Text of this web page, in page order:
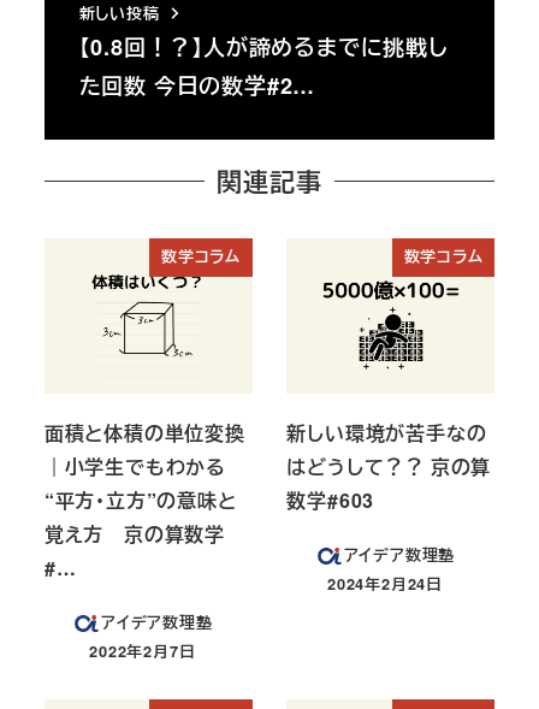
新しい投稿
【0.8回！？】人が諦めるまでに挑戦し
た回数 今日の数学#2…
関連記事
数学コラム
面積と体積の単位変換
｜小学生でもわかる
“平方・立方”の意味と
覚え方 京の算数学
#…
アイデア数理塾
投稿日
2022年2月7日
数学コラム
新しい環境が苦手なの
はどうして？？ 京の算
数学#603
アイデア数理塾
投稿日
2024年2月24日